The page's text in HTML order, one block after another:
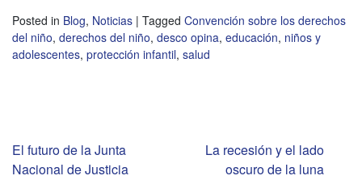
Posted in Blog, Noticias | Tagged Convención sobre los derechos
del niño, derechos del niño, desco opina, educación, niños y
adolescentes, protección infantil, salud
Navegación
El futuro de la Junta
Nacional de Justicia
La recesión y el lado
oscuro de la luna